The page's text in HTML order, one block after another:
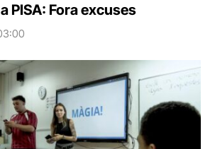
PISA: Fora excuses